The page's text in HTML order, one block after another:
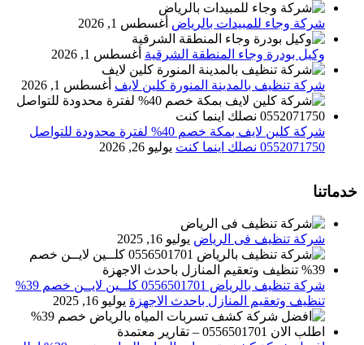
شركة وجاء للمبيدات بالرياض أغسطس 1, 2026
وكيل بودرة وجاء المنطقة الشرقية أغسطس 1, 2026
شركة تنظيف بالمدينة المنورة كلين لايف أغسطس 1, 2026
شركة كلين لايف بمكة خصم 40% لفترة محدودة للتواصل
0552071750 نصلك اينما كنت
يوليو 26, 2026
خدماتنا
شركة تنظيف فى الرياض يوليو 16, 2025
شركة تنظيف بالرياض 0556501701 كلــين لايــن خصم 39%
تنظيف وتعقيم المنازل باحدث الاجهزة يوليو 16, 2025